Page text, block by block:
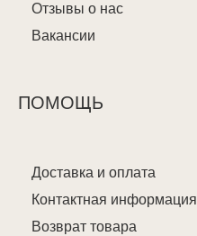
Отзывы о нас
Вакансии
ПОМОЩЬ
Доставка и оплата
Контактная информация
Возврат товара